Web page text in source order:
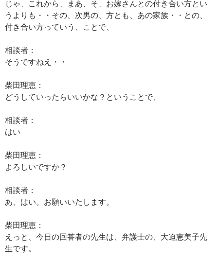
じゃ、これから、まあ、そ、お嫁さんとの付き合い方とい
うよりも・・その、次男の、方とも、あの家族・・との、
付き合い方っていう、ことで、
相談者：
そうですねえ・・
柴田理恵：
どうしていったらいいかな？ということで、
相談者：
はい
柴田理恵：
よろしいですか？
相談者：
あ、はい。お願いいたします。
柴田理恵：
えっと、今日の回答者の先生は、弁護士の、大迫恵美子先
生です。